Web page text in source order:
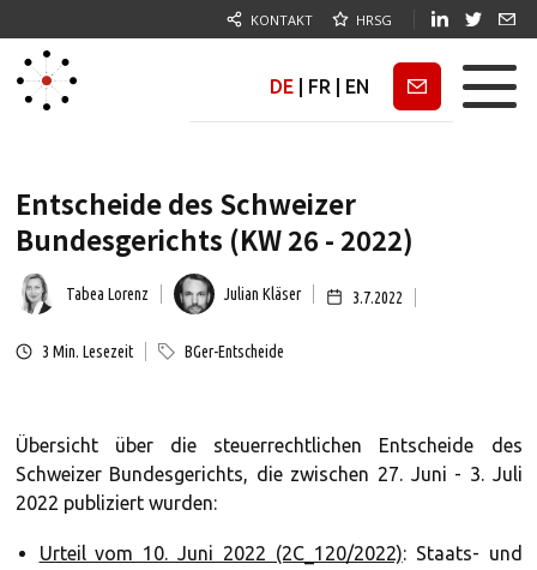
KONTAKT HRSG
DE FR EN Newsletter
Entscheide des Schweizer
Bundesgerichts (KW 26 - 2022)
Tabea Lorenz Julian Kläser 3.7.2022
3 Min. Lesezeit BGer-Entscheide
Übersicht über die steuerrechtlichen Entscheide des
Schweizer Bundesgerichts, die zwischen 27. Juni - 3. Juli
2022 publiziert wurden:
Urteil vom 10. Juni 2022 (2C_120/2022): Staats- und